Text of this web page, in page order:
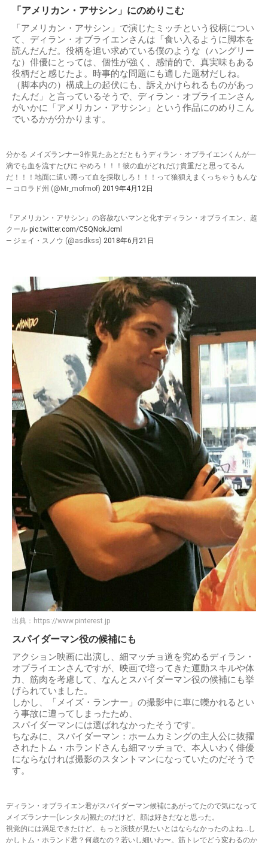
「アメリカン・アサシン」にのめりこむ
「アメリカン・アサシン」で演じたミッチという役柄につい
て、ディラン・オブライエンさんは「食い入るように脚本を
読んだんだ。役柄を追い求めている僕のような（ハングリー
な）俳優にとっては、個性が強く、感情的で、真実味もある
役柄だと感じたよ。時事的な問題にも適した題材だしね。
（脚本内の）構成上の起伏にも、訴えかけられるものがあっ
たんだ」と言っているそうで、ディラン・オブライエンさん
がいかに「アメリカン・アサシン」という作品にのめりこん
でいるかが分かります。
分かる メイズランナー3作見たあとだともうディラン・オブライエンくんが一
滴でも血を流すたびに やめろ！！！彼の血がどれだけ貴重だと思ってるん
だ！！！地面に這い蹲って血を採取しろ！！！って狼狽えまくっちゃうもんな
— コロラド州 (@Mr_mofmof) 2019年4月12日
『アメリカン・アサシン』の容赦ないマンと化すディラン・オブライエン、超
クール pic.twitter.com/C5QNokJcml
— ジェイ・スノウ (@asdkss) 2018年6月21日
出典： https://www.pinterest.jp
スパイダーマン役の候補にも
アクション映画に出演し、細マッチョ道を究めるディラン・
オブライエンさんですが、映画で培ってきた運動スキルや体
力、筋肉を考慮して、なんとスパイダーマン役の候補にも挙
げられていました。
しかし、「メイズ・ランナー」の撮影中に車に轢かれるとい
う事故に遭ってしまったため、
スパイダーマンには選ばれなかったそうです。
ちなみに、スパイダーマン：ホームカミングの主人公に抜擢
されたトム・ホランドさんも細マッチョで、本人いわく俳優
にならなければ撮影のスタントマンになっていたのだそうで
す。
ディラン・オブライエン君がスパイダーマン候補にあがってたので気になって
メイズランナー(レンタル)観たのだけど、顔は好きだなと思った。
視覚的には満足できたけど、もっと演技が見たいとはならなかったのよね…し
かしトム・ホランド君？何歳なの？若いし細いわ〜。筋トレでどう変わるのか